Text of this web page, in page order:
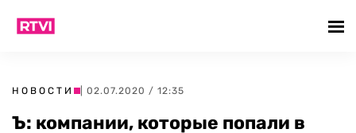
НОВОСТИ | 02.07.2020 / 12:35
Ъ: компании, которые попали в